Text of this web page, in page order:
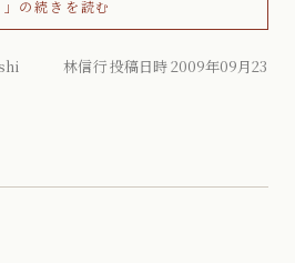
の続きを読む
林信行 投稿日時 2009年09月23